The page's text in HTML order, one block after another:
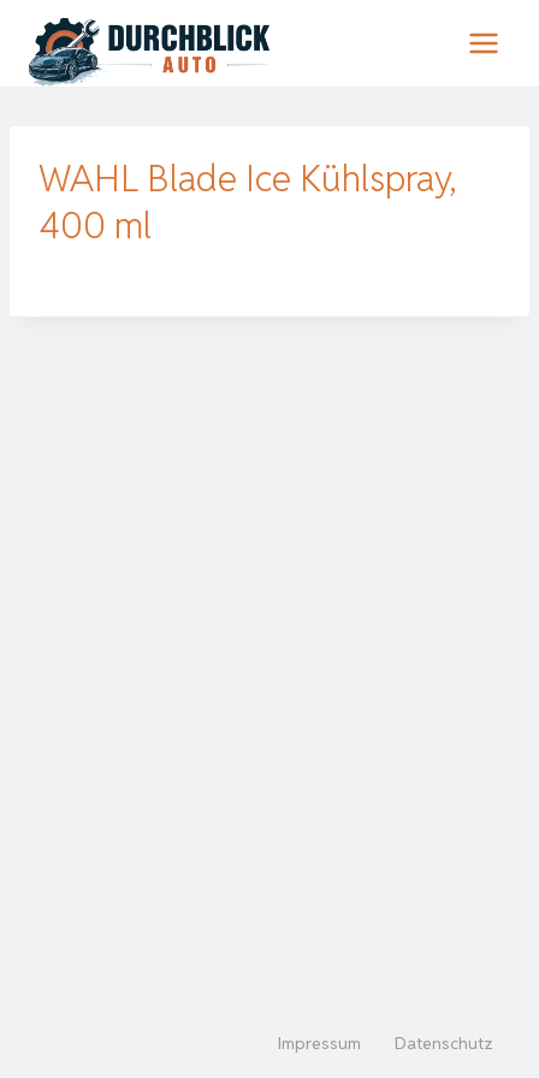
Inhalt
springen
WAHL Blade Ice Kühlspray,
400 ml
Impressum Datenschutz